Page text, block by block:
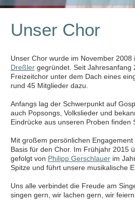
Unser Chor
Unser Chor wurde im November
Dreßlergegründet. Seit Jahresanfang
Freizeitchor unter dem Dach eines
rund 45 Mitglieder dazu.
Anfangs lag der Schwerpunkt auf
auch Popsongs, Volkslieder und
Eindrücke aus unseren Proben finden
Mit großem persönlichen
Basis für den Chor. Im Frühjahr 2015
gefolgt von Philipp Gerschlauer im
Spitze und führt unsere musikalische
Uns alle verbindet die Freude am
singen gern, wir lachen gern, wir feiern